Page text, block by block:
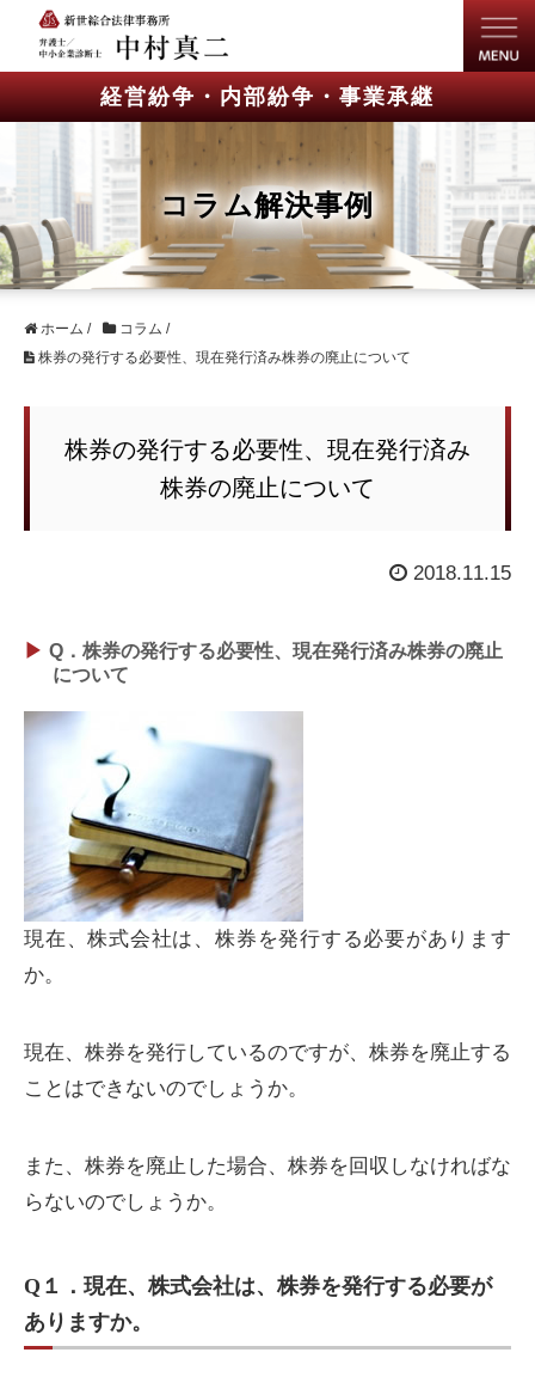
経営紛争・内部紛争・事業承継
コラム解決事例
ホーム / コラム /
株券の発行する必要性、現在発行済み株券の廃止について
株券の発行する必要性、現在発行済み
株券の廃止について
2018.11.15
Q．株券の発行する必要性、現在発行済み株券の廃止
について
現在、株式会社は、株券を発行する必要があります
か。
現在、株券を発行しているのですが、株券を廃止する
ことはできないのでしょうか。
また、株券を廃止した場合、株券を回収しなければな
らないのでしょうか。
Q１．現在、株式会社は、株券を発行する必要が
ありますか。